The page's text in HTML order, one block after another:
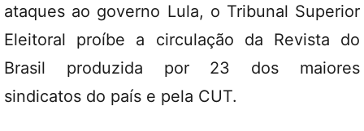
ataques ao governo Lula, o Tribunal Superior
Eleitoral proíbe a circulação da Revista do
Brasil produzida por 23 dos maiores
sindicatos do país e pela CUT.